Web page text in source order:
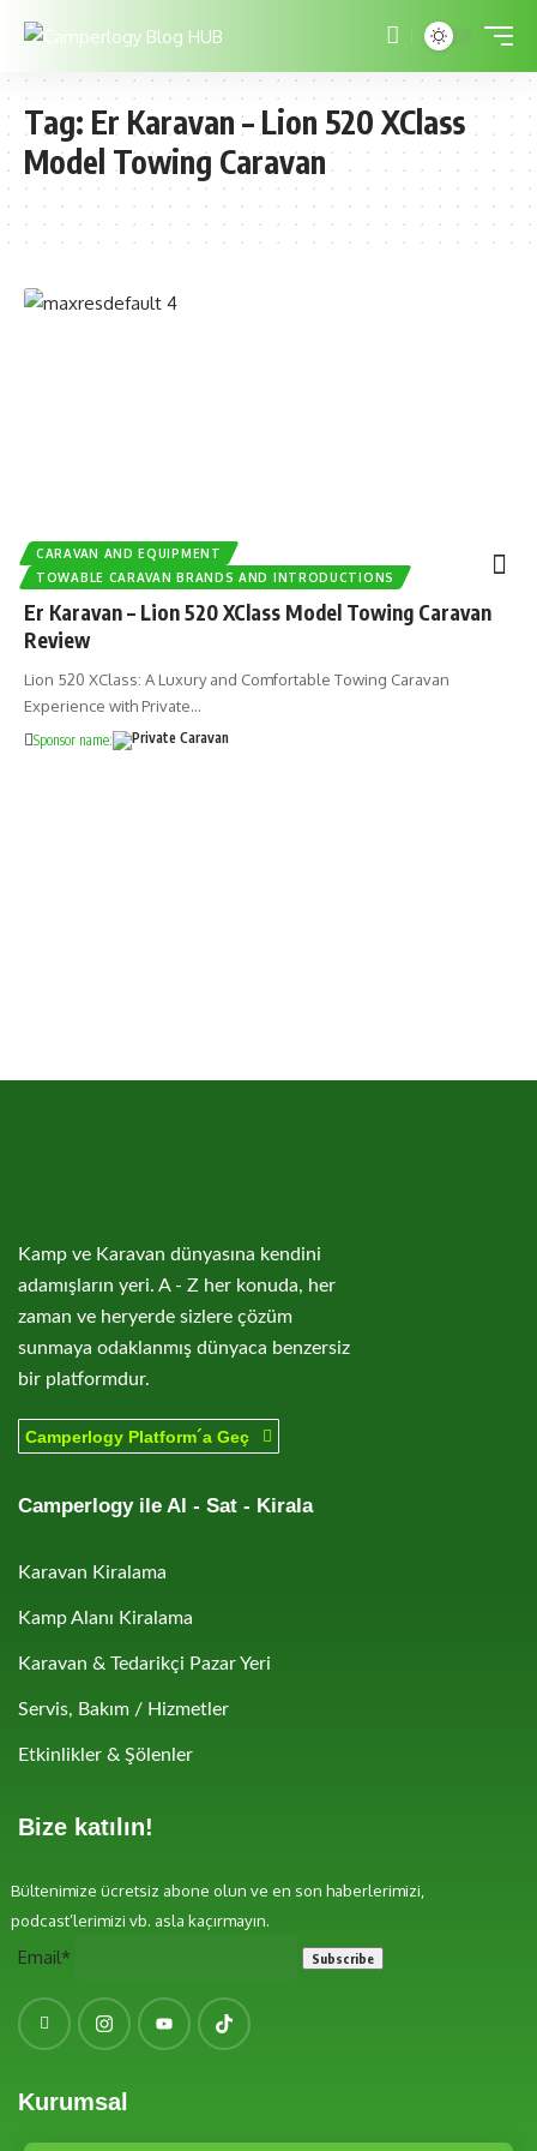
Tag: Er Karavan – Lion 520 XClass
Model Towing Caravan
CARAVAN AND EQUIPMENT
TOWABLE CARAVAN BRANDS AND INTRODUCTIONS
Er Karavan – Lion 520 XClass Model Towing Caravan
Review
Lion 520 XClass: A Luxury and Comfortable Towing Caravan
Experience with Private…
Sponsor name:
Kamp ve Karavan dünyasına kendini
adamışların yeri. A - Z her konuda, her
zaman ve heryerde sizlere çözüm
sunmaya odaklanmış dünyaca benzersiz
bir platformdur.
Camperlogy Platform´a Geç
Camperlogy ile Al - Sat - Kirala
Karavan Kiralama
Kamp Alanı Kiralama
Karavan & Tedarikçi Pazar Yeri
Servis, Bakım / Hizmetler
Etkinlikler & Şölenler
Bize katılın!
Bültenimize ücretsiz abone olun ve en son haberlerimizi,
podcast’lerimizi vb. asla kaçırmayın.
Email*
Kurumsal